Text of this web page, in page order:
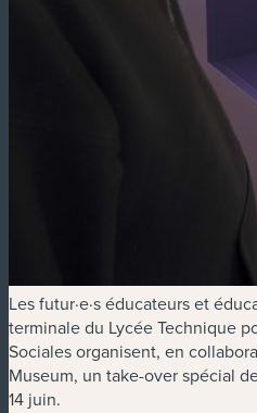
Les futur·e·s éducateurs et
terminale du Lycée Technique
Sociales organisent, en
Museum, un take-over spécial
14 juin.